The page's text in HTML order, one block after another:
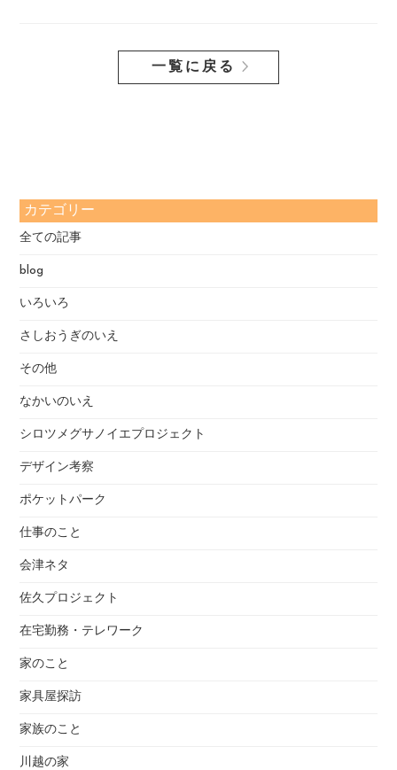
一覧に戻る
カテゴリー
全ての記事
blog
いろいろ
さしおうぎのいえ
その他
なかいのいえ
シロツメグサノイエプロジェクト
デザイン考察
ポケットパーク
仕事のこと
会津ネタ
佐久プロジェクト
在宅勤務・テレワーク
家のこと
家具屋探訪
家族のこと
川越の家